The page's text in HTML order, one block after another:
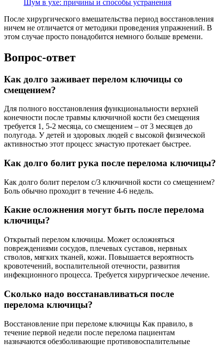
Шум в ухе: причины и способы устранения
После хирургического вмешательства период восстановления
ничем не отличается от методики проведения упражнений. В
этом случае просто понадобится немного больше времени.
Вопрос-ответ
Как долго заживает перелом ключицы со
смещением?
Для полного восстановления функциональности верхней
конечности после травмы ключичной кости без смещения
требуется 1, 5-2 месяца, со смещением – от 3 месяцев до
полугода. У детей и здоровых людей с высокой физической
активностью этот процесс зачастую протекает быстрее.
Как долго болит рука после перелома ключицы?
Как долго болит перелом с/3 ключичной кости со смещением?
Боль обычно проходит в течение 4-6 недель.
Какие осложнения могут быть после перелома
ключицы?
Открытый перелом ключицы. Может осложняться
повреждениями сосудов, плечевых суставов, нервных
стволов, мягких тканей, кожи. Повышается вероятность
кровотечений, воспалительной отечности, развития
инфекционного процесса. Требуется хирургическое лечение.
Сколько надо восстанавливаться после
перелома ключицы?
Восстановление при переломе ключицы Как правило, в
течение первой недели после перелома пациентам
назначаются обезболивающие противовоспалительные